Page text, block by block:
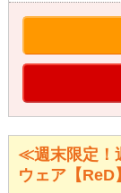
≪週末限定！
ウェア【ReD